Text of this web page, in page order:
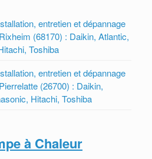
entretien et dépannage
(68170) : Daikin, Atlantic,
Toshiba
entretien et dépannage
(26700) : Daikin,
Hitachi, Toshiba
à Chaleur